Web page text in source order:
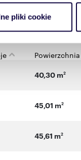
Informacje o
Partnerzy
korzystania z ich
pliki cookie
Powierzchnia
40,30 m2
45,01 m2
45,61 m2